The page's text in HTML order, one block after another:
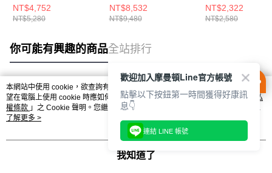
MIV02122N8637
NT$4,752
NT$5,280
暖化纖外套
MIV10839N0247
NT$8,532
NT$9,480
上衣
NT$2,322
NT$2,580
你可能有興趣的商品全站排行
熱門標籤
本網站中使用 cookie，欲查詢有關本網站使用 cookie 方式之詳情，及若您不希
望在電腦上使用 cookie 時應如何變更電腦的 cookie 設定，請參閱本網站「
隱私
權條款 」之 Cookie 聲明。您繼續使用本網站即表示您同意本公司得按本網站使
用條款之 Cookie 聲明使用 cookie。
了解更多 >
我知道了
歡迎加入摩曼頓Line官方帳號
點擊以下按鈕第一時間獲得好康訊
息👇
連結 LINE 帳號